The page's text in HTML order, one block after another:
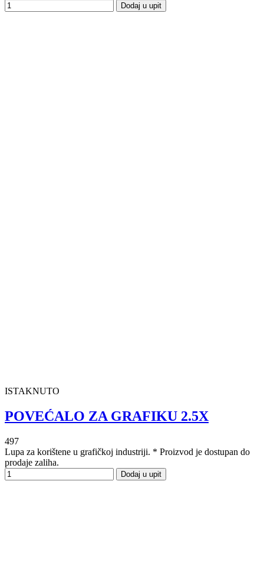
Dodaj u upit
ISTAKNUTO
POVEĆALO ZA GRAFIKU 2.5X
497
Lupa za korištene u grafičkoj industriji. * Proizvod je dostupan do
prodaje zaliha.
Dodaj u upit